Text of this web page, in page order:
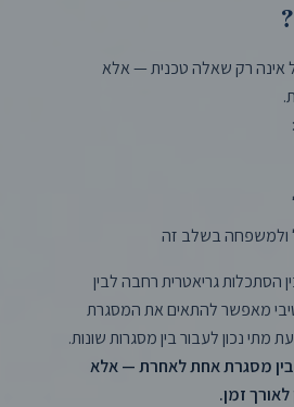
אינה רק שאלה טכנית — אלא
ולמשפחה בשלב זה
הסתכלות גריאטרית רחבה לבין
מאפשר להתאים את המסגרת
מתי נכון לעבור בין מסגרות שונות.
בין מסגרת אחת לאחרת — אלא
לאורך זמן.